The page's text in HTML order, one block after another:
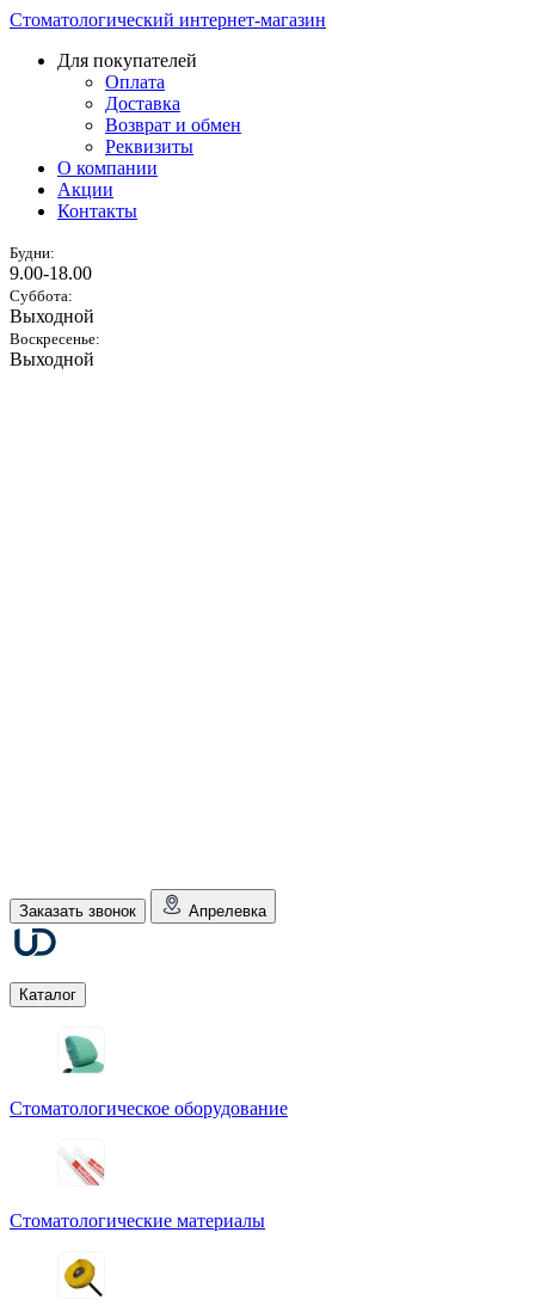
Стоматологический интернет-магазин
Для покупателей
Оплата
Доставка
Возврат и обмен
Реквизиты
О компании
Акции
Контакты
Будни:
9.00-18.00
Суббота:
Выходной
Воскресенье:
Выходной
Заказать звонок Апрелевка
Каталог
Стоматологическое оборудование
Стоматологические материалы